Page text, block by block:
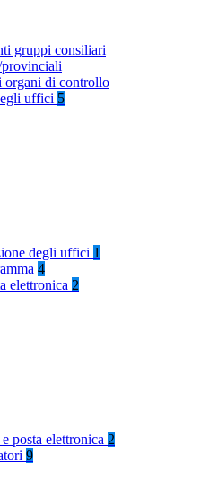
gruppi consiliari
organi di controllo
uffici 5
degli uffici 1
4
elettronica 2
posta elettronica 2
9